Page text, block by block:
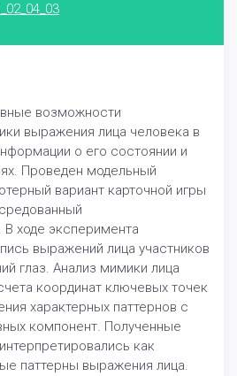
возможности
выражения лица человека в
о его состоянии и
Проведен модельный
вариант карточной игры
ходе эксперимента
выражений лица участников
глаз. Анализ мимики лица
координат ключевых точек
характерных паттернов с
компонент. Полученные
как
паттерны выражения лица.